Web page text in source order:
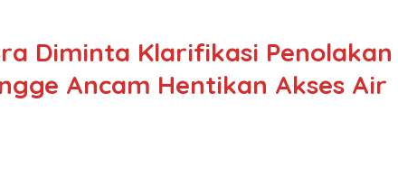
Diminta Klarifikasi Penolakan
Ancam Hentikan Akses Air